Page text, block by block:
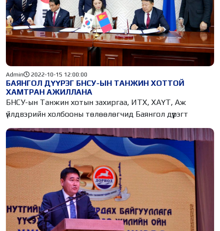
БАЯНГОЛ ДҮҮРЭГ БНСУ-ЫН ТАНЖИН ХОТТОЙ
ХАМТРАН АЖИЛЛАНА
Admin 2022-10-15 12:00:00
БНСУ-ын Танжин хотын захиргаа, ИТХ, ХАҮТ, Аж
үйлдвэрийн холбооны төлөөлөгчид Баянгол дүүрэгт